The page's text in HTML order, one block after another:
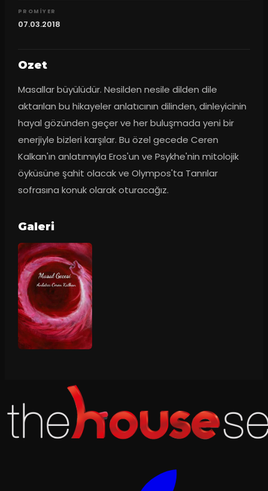
PROMIYER
07.03.2018
Ozet
Masallar büyülüdür. Nesilden nesile dilden dile
aktarılan bu hikayeler anlatıcının dilinden, dinleyicinin
hayal gözünden geçer ve her buluşmada yeni bir
enerjiyle bizleri karşılar. Bu özel gecede Ceren
Kalkan'ın anlatımıyla Eros'un ve Psykhe'nin mitolojik
öyküsüne şahit olacak ve Olympos'ta Tanrılar
sofrasına konuk olarak oturacağız.
Galeri